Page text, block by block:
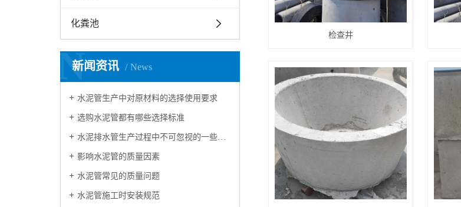
化粪池
新闻资讯 News
N
水泥管生产中对原材料的选择使用要求
选购水泥管都有哪些选择标准
水泥排水管生产过程中不可忽视的一些问题
影响水泥管的质量因素
水泥管常见的质量问题
水泥管施工时安装规范
检查井